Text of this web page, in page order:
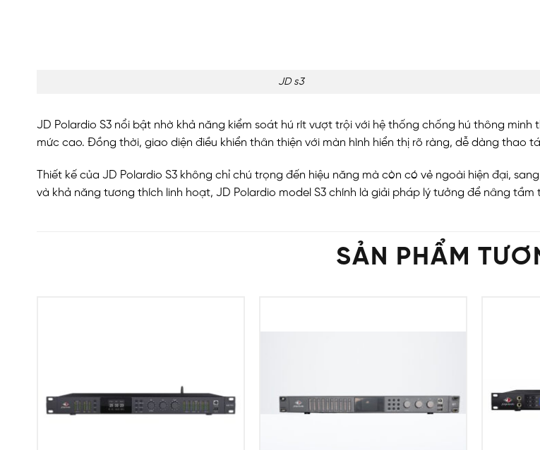
JD s3
JD Polardio S3 nổi bật nhờ khả năng kiểm soát hú rít vượt trội với hệ thống chống hú thông
mức cao. Đồng thời, giao diện điều khiển thân thiện với màn hình hiển thị rõ ràng, dễ dàng thao
Thiết kế của JD Polardio S3 không chỉ chú trọng đến hiệu năng mà còn có vẻ ngoài hiện đại,
và khả năng tương thích linh hoạt, JD Polardio model S3 chính là giải pháp lý tưởng để nâng
SẢN PHẨM